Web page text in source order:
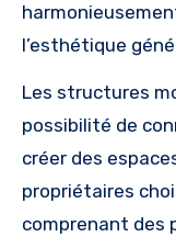
l’esthétique
Les structures
possibilité de
créer des
propriétaires
comprenant des